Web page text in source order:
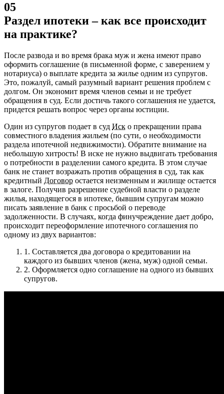
05
Раздел ипотеки – как все происходит
на практике?
После развода и во время брака муж и жена имеют право
оформить соглашение (в письменной форме, с заверением у
нотариуса) о выплате кредита за жилье одним из супругов.
Это, пожалуй, самый разумный вариант решения проблем с
долгом. Он экономит время членов семьи и не требует
обращения в суд. Если достичь такого соглашения не удается,
придется решать вопрос через органы юстиции.
Один из супругов подает в суд Иск о прекращении права
совместного владения жильем (по сути, о необходимости
раздела ипотечной недвижимости). Обратите внимание на
небольшую хитрость! В иске не нужно выдвигать требования
о потребности в разделении самого кредита. В этом случае
банк не станет возражать против обращения в суд, так как
кредитный Договор остается неизменным и жилище остается
в залоге. Получив разрешение судебной власти о разделе
жилья, находящегося в ипотеке, бывшим супругам можно
писать заявление в банк с просьбой о переводе
задолженности. В случаях, когда финучреждение дает добро,
происходит переоформление ипотечного соглашения по
одному из двух вариантов:
1. Составляется два договора о кредитовании на
каждого из бывших членов (жена, муж) одной семьи.
2. Оформляется одно соглашение на одного из бывших
супругов.